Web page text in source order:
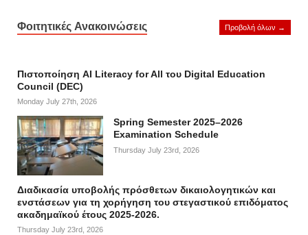
Φοιτητικές Ανακοινώσεις Προβολή όλων →
Πιστοποίηση AI Literacy for All του Digital Education
Council (DEC)
Monday July 27th, 2026
Spring Semester 2025–2026
Examination Schedule
Thursday July 23rd, 2026
Διαδικασία υποβολής πρόσθετων δικαιολογητικών και
ενστάσεων για τη χορήγηση του στεγαστικού επιδόματος
ακαδημαϊκού έτους 2025-2026.
Thursday July 23rd, 2026